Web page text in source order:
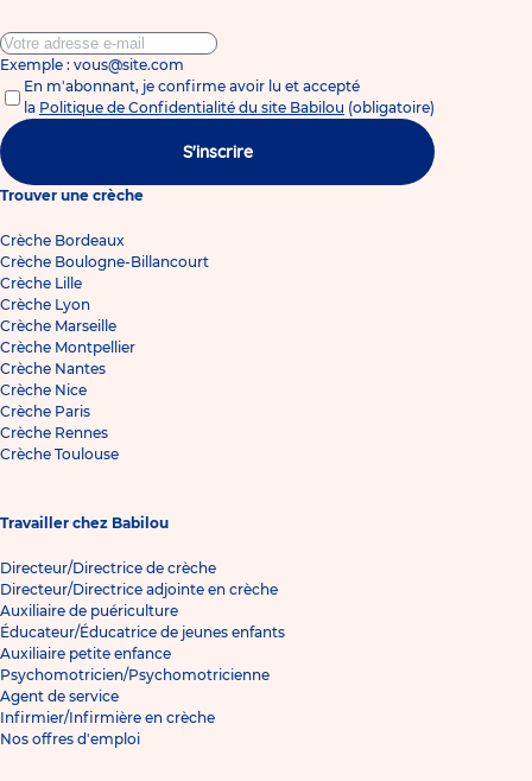
Exemple : vous@site.com
En m'abonnant, je confirme avoir lu et accepté
la Politique de Confidentialité du site Babilou (obligatoire)
S'inscrire
Trouver une crèche
Crèche Bordeaux
Crèche Boulogne-Billancourt
Crèche Lille
Crèche Lyon
Crèche Marseille
Crèche Montpellier
Crèche Nantes
Crèche Nice
Crèche Paris
Crèche Rennes
Crèche Toulouse
Travailler chez Babilou
Directeur/Directrice de crèche
Directeur/Directrice adjointe en crèche
Auxiliaire de puériculture
Éducateur/Éducatrice de jeunes enfants
Auxiliaire petite enfance
Psychomotricien/Psychomotricienne
Agent de service
Infirmier/Infirmière en crèche
Nos offres d'emploi